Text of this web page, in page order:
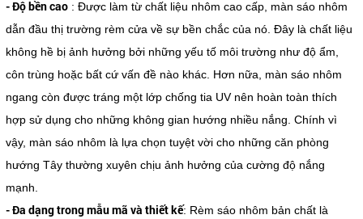
- Độ bền cao: Được làm từ chất liệu nhôm cao cấp, màn sáo nhôm
dẫn đầu thị trường rèm cửa về sự bền chắc của nó. Đây là chất liệu
không hề bị ảnh hưởng bởi những yếu tố môi trường như độ ẩm,
côn trùng hoặc bất cứ vấn đề nào khác. Hơn nữa, màn sáo nhôm
ngang còn được tráng một lớp chống tia UV nên hoàn toàn thích
hợp sử dụng cho những không gian hướng nhiều nắng. Chính vì
vậy, màn sáo nhôm là lựa chọn tuyệt vời cho những căn phòng
hướng Tây thường xuyên chịu ảnh hưởng của cường độ nắng
mạnh.
- Đa dạng trong mẫu mã và thiết kế: Rèm sáo nhôm bản chất là